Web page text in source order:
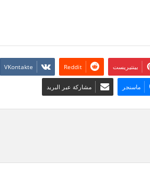
بينتيريست ‏Reddit
ماسنجر مشاركة عبر البريد